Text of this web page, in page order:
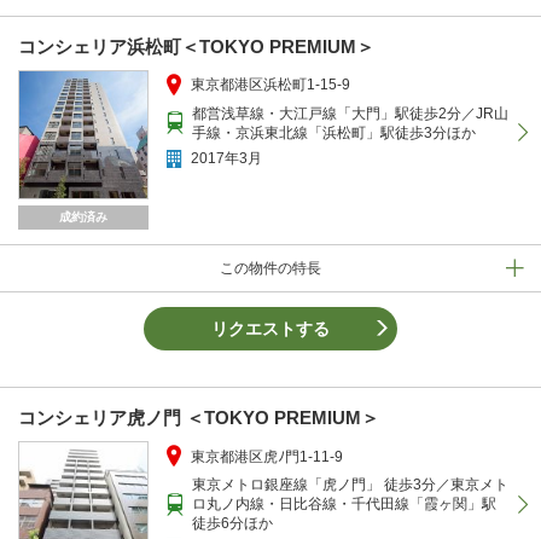
コンシェリア浜松町＜TOKYO PREMIUM＞
成約済み
この物件の特長
東京都港区浜松町1-15-9
都営浅草線・大江戸線「大門」駅徒歩2分／JR山
手線・京浜東北線「浜松町」駅徒歩3分ほか
2017年3月
リクエストする
コンシェリア虎ノ門 ＜TOKYO PREMIUM＞
東京都港区虎ﾉ門1-11-9
東京メトロ銀座線「虎ノ門」 徒歩3分／東京メト
ロ丸ノ内線・日比谷線・千代田線「霞ヶ関」駅
徒歩6分ほか